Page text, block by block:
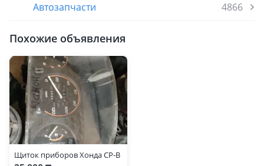
Автозапчасти
4866
Похожие объявления
Щиток приборов Хонда СР-В